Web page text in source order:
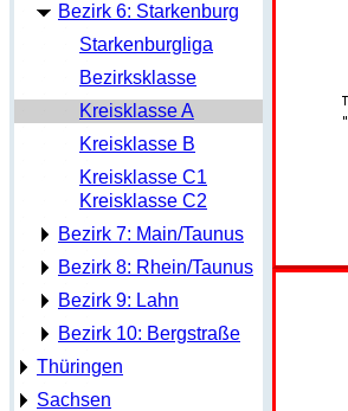
Bezirk 6: Starkenburg
Starkenburgliga
Bezirksklasse
Kreisklasse A
Kreisklasse B
Kreisklasse C1
Kreisklasse C2
Bezirk 7: Main/Taunus
Bezirk 8: Rhein/Taunus
Bezirk 9: Lahn
Bezirk 10: Bergstraße
Thüringen
Sachsen